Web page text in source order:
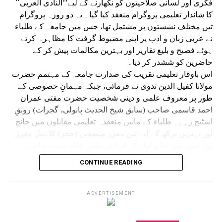
فکری اور لسانی صلاحیتوں کو نکھارنے کے لیے’’النادی العربی‘‘
کا شاندار تعلیمی پروگرام منعقد کیا گیا۔ یہ دو روزہ پروگرام
تین مختلف نشستوں پر مشتمل تھا، جس میں جامعہ کے طلباء
نے عربی زبان و ادب پر اپنی مضبوط گرفت کا مظاہرہ کرتے
ہوئے فصیح و بلیغ تقاریر اور بہترین مکالمات پیش کر کے
حاضرین کو ششدر کر دیا۔
اس باوقار تعلیمی تقریب کی صدارت جامعہ کے مہتمم حضرت
مولانا کفیل الدین ندوی نے فرمائی، جبکہ مہمانِ خصوصی کے
طور پر معروف علمی و دینی شخصیت حضرت مفتی عمران
احمد قاسمی صاحب (سابق شیخ الحدیث پانولی، گجرات) رونقِ
اسٹیج رہے۔ طلباء کے مابین منعقدہ تعلیمی مقابلوں میں جانچ
ندوی (استاذ جامعہ صدیقیہ ڈگروا)، حکمِ دوم کے فرائض مفتی
جاوید اشرف صاحب قاسمی اور حکمِ ثالث کے فرائض مولانا
نیاز احمد صاحب ندوی نے انجام دیئے۔ علاوہ ازیں نظامت النادی
العربی کے مربی،معروف مقرر اور جامعہ کے ا ستاذ حدیث
وفقہ مفتی حسنین اشاعتی نے فرمائی۔
CONTINUE READING
ADVERTISEMENT